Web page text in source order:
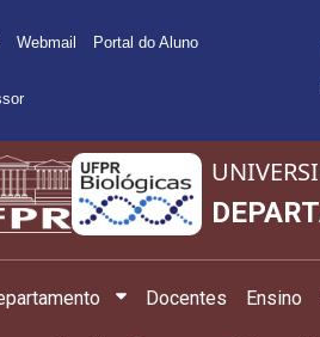
Webmail Portal do Aluno
Docentes Ensino